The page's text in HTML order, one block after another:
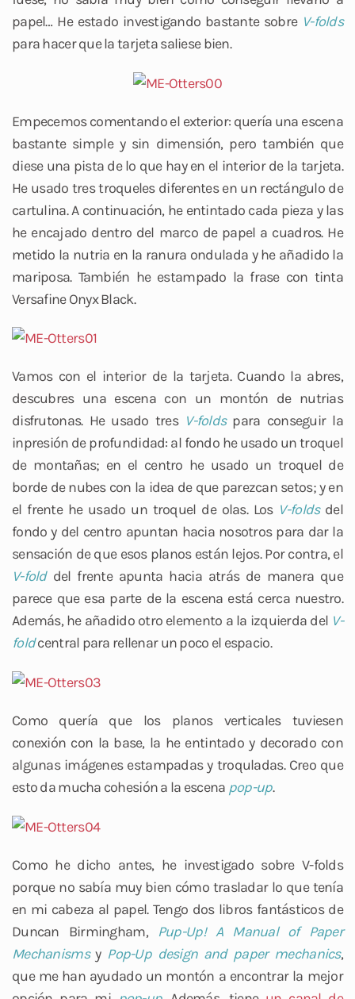
papel… He estado investigando bastante sobre V-folds
para hacer que la tarjeta saliese bien.
Empecemos comentando el exterior: quería una escena
bastante simple y sin dimensión, pero también que
diese una pista de lo que hay en el interior de la tarjeta.
He usado tres troqueles diferentes en un rectángulo de
cartulina. A continuación, he entintado cada pieza y las
he encajado dentro del marco de papel a cuadros. He
metido la nutria en la ranura ondulada y he añadido la
mariposa. También he estampado la frase con tinta
Versafine Onyx Black.
Vamos con el interior de la tarjeta. Cuando la abres,
descubres una escena con un montón de nutrias
disfrutonas. He usado tres V-foldspara conseguir la
inpresión de profundidad: al fondo he usado un troquel
de montañas; en el centro he usado un troquel de
borde de nubes con la idea de que parezcan setos; y en
el frente he usado un troquel de olas. Los V-foldsdel
fondo y del centro apuntan hacia nosotros para dar la
sensación de que esos planos están lejos. Por contra, el
V-folddel frente apunta hacia atrás de manera que
parece que esa parte de la escena está cerca nuestro.
Además, he añadido otro elemento a la izquierda del V-
foldcentral para rellenar un poco el espacio.
Como quería que los planos verticales tuviesen
conexión con la base, la he entintado y decorado con
algunas imágenes estampadas y troquladas. Creo que
esto da mucha cohesión a la escena pop-up.
Como he dicho antes, he investigado sobre V-folds
porque no sabía muy bien cómo trasladar lo que tenía
en mi cabeza al papel. Tengo dos libros fantásticos de
Duncan Birmingham, Pup-Up! A Manual of Paper
Mechanismsy Pop-Up design and paper mechanics,
que me han ayudado un montón a encontrar la mejor